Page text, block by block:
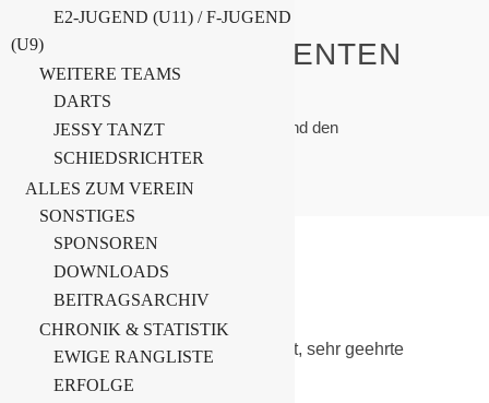
DEN
MINISTERPRÄSIDENTEN
Home
Allgemein
Offener Brief an die Landesregierung und den
Ministerpräsidenten
8. November 2020
Allgemein
Sehr geehrter Herr Ministerpräsident, sehr geehrte
Landesregierung,
E2-JUGEND (U11) / F-JUGEND
(U9)
WEITERE TEAMS
DARTS
JESSY TANZT
SCHIEDSRICHTER
ALLES ZUM VEREIN
SONSTIGES
SPONSOREN
DOWNLOADS
BEITRAGSARCHIV
CHRONIK & STATISTIK
EWIGE RANGLISTE
ERFOLGE